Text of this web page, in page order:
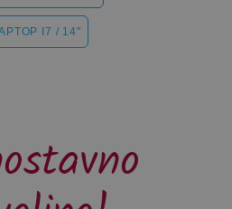
I7 / 14"